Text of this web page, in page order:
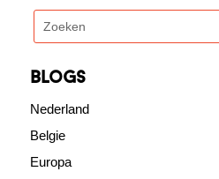
blogs
Nederland
Belgie
Europa